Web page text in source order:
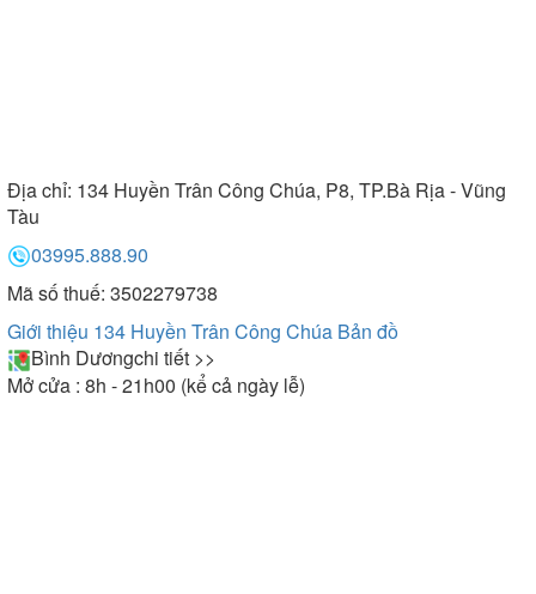
Địa chỉ: 134 Huyền Trân Công Chúa, P8, TP.Bà Rịa - Vũng
Tàu
03995.888.90
Mã số thuế: 3502279738
Giới thiệu 134 Huyền Trân Công Chúa Bản đồ
Bình Dươngchi tiết >>
Mở cửa : 8h - 21h00 (kể cả ngày lễ)